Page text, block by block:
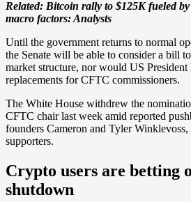
Related: Bitcoin rally to $125K fueled by
macro factors: Analysts
Until the government returns to normal
the Senate will be able to consider a bill
market structure, nor would US
replacements for CFTC commissioners.
The White House withdrew the
CFTC chair last week amid reported
founders Cameron and Tyler
supporters.
Crypto users are betting
shutdown